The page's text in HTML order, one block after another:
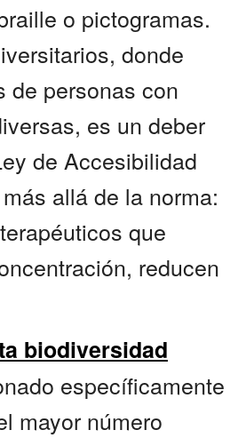
o pictogramas.
donde
de personas con
es un deber
de Accesibilidad
allá de la norma:
que
reducen
biodiversidad
específicamente
mayor número